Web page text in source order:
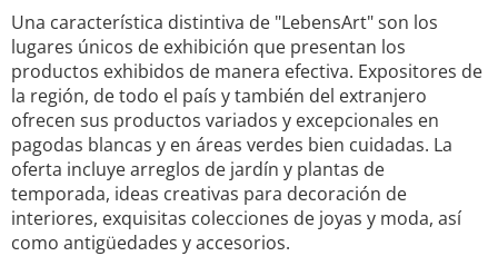
Una característica distintiva de "LebensArt" son los
lugares únicos de exhibición que presentan los
productos exhibidos de manera efectiva. Expositores de
la región, de todo el país y también del extranjero
ofrecen sus productos variados y excepcionales en
pagodas blancas y en áreas verdes bien cuidadas. La
oferta incluye arreglos de jardín y plantas de
temporada, ideas creativas para decoración de
interiores, exquisitas colecciones de joyas y moda, así
como antigüedades y accesorios.